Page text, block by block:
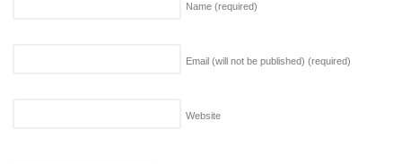
Name (required)
Email (will not be published) (required)
Website